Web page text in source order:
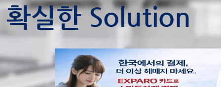
확실한 Solution